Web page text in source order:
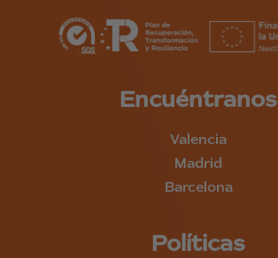
Encuéntranos
Valencia
Madrid
Barcelona
Políticas